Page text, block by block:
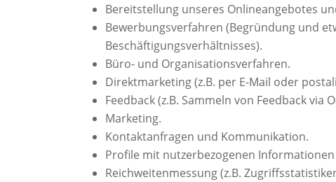
Bereitstellung unseres Onlineangebotes
Bewerbungsverfahren (Begründung und
Beschäftigungsverhältnisses).
Büro- und Organisationsverfahren.
Direktmarketing (z.B. per E-Mail oder
Feedback (z.B. Sammeln von Feedback via
Marketing.
Kontaktanfragen und Kommunikation.
Profile mit nutzerbezogenen
Reichweitenmessung (z.B.